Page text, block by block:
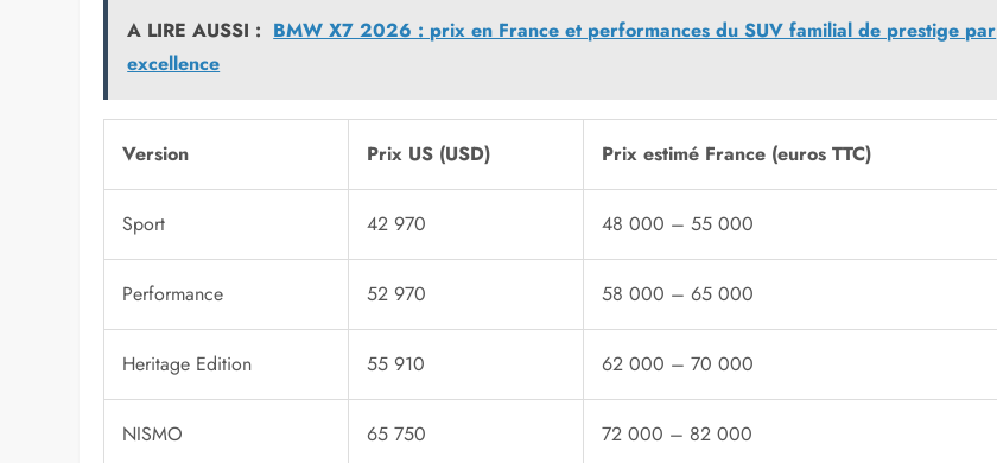
A LIRE AUSSI : BMW X7 2026 : prix en France et performances du SUV familial de prestige par
excellence
Version Prix US (USD) Prix estimé France (euros TTC)
Sport 42 970 48 000 – 55 000
Performance 52 970 58 000 – 65 000
Heritage Edition 55 910 62 000 – 70 000
NISMO 65 750 72 000 – 82 000